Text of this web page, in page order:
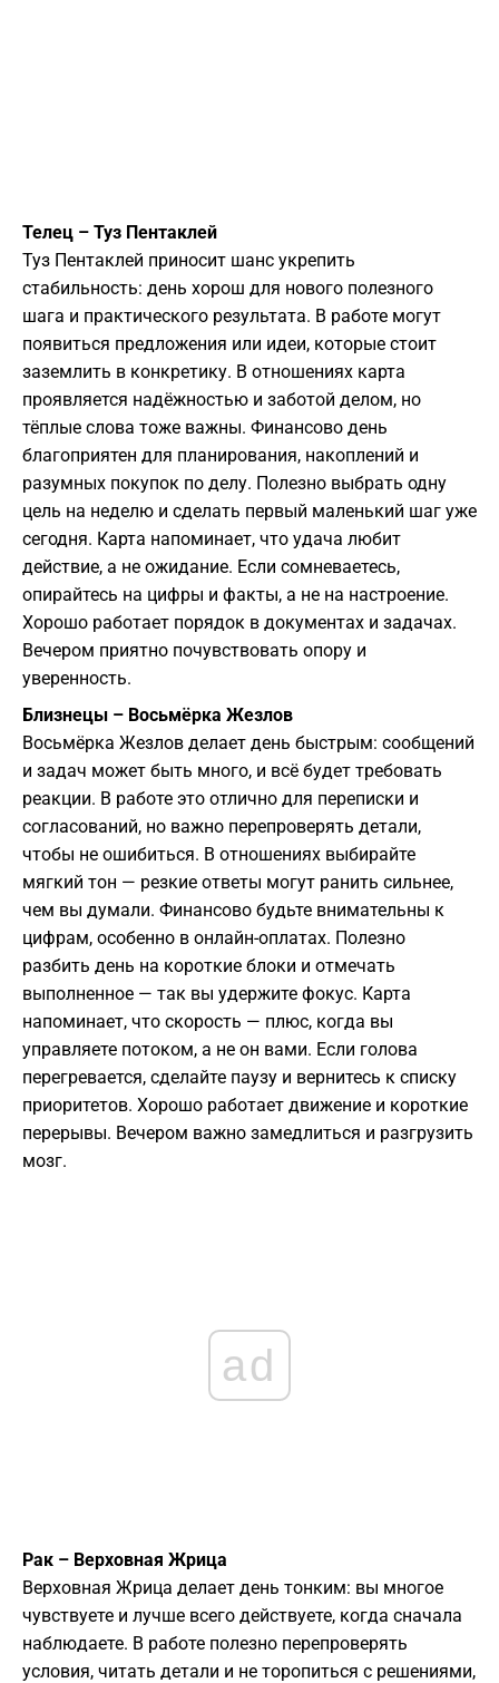
Телец – Туз Пентаклей
Туз Пентаклей приносит шанс укрепить
стабильность: день хорош для нового полезного
шага и практического результата. В работе могут
появиться предложения или идеи, которые стоит
заземлить в конкретику. В отношениях карта
проявляется надёжностью и заботой делом, но
тёплые слова тоже важны. Финансово день
благоприятен для планирования, накоплений и
разумных покупок по делу. Полезно выбрать одну
цель на неделю и сделать первый маленький шаг уже
сегодня. Карта напоминает, что удача любит
действие, а не ожидание. Если сомневаетесь,
опирайтесь на цифры и факты, а не на настроение.
Хорошо работает порядок в документах и задачах.
Вечером приятно почувствовать опору и
уверенность.
Близнецы – Восьмёрка Жезлов
Восьмёрка Жезлов делает день быстрым: сообщений
и задач может быть много, и всё будет требовать
реакции. В работе это отлично для переписки и
согласований, но важно перепроверять детали,
чтобы не ошибиться. В отношениях выбирайте
мягкий тон — резкие ответы могут ранить сильнее,
чем вы думали. Финансово будьте внимательны к
цифрам, особенно в онлайн-оплатах. Полезно
разбить день на короткие блоки и отмечать
выполненное — так вы удержите фокус. Карта
напоминает, что скорость — плюс, когда вы
управляете потоком, а не он вами. Если голова
перегревается, сделайте паузу и вернитесь к списку
приоритетов. Хорошо работает движение и короткие
перерывы. Вечером важно замедлиться и разгрузить
мозг.
ad
Рак – Верховная Жрица
Верховная Жрица делает день тонким: вы многое
чувствуете и лучше всего действуете, когда сначала
наблюдаете. В работе полезно перепроверять
условия, читать детали и не торопиться с решениями,